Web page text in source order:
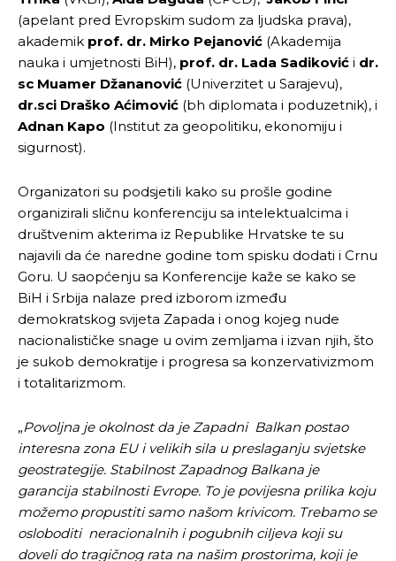
(apelant pred Evropskim sudom za ljudska prava),
akademik prof. dr. Mirko Pejanović (Akademija
nauka i umjetnosti BiH), prof. dr. Lada Sadiković i dr.
sc Muamer Džananović (Univerzitet u Sarajevu),
dr.sci Draško Aćimović (bh diplomata i poduzetnik), i
Adnan Kapo (Institut za geopolitiku, ekonomiju i
sigurnost).
Organizatori su podsjetili kako su prošle godine
organizirali sličnu konferenciju sa intelektualcima i
društvenim akterima iz Republike Hrvatske te su
najavili da će naredne godine tom spisku dodati i Crnu
Goru. U saopćenju sa Konferencije kaže se kako se
BiH i Srbija nalaze pred izborom između
demokratskog svijeta Zapada i onog kojeg nude
nacionalističke snage u ovim zemljama i izvan njih, što
je sukob demokratije i progresa sa konzervativizmom
i totalitarizmom.
„Povoljna je okolnost da je Zapadni Balkan postao
interesna zona EU i velikih sila u preslaganju svjetske
geostrategije. Stabilnost Zapadnog Balkana je
garancija stabilnosti Evrope. To je povijesna prilika koju
možemo propustiti samo našom krivicom. Trebamo se
osloboditi neracionalnih i pogubnih ciljeva koji su
doveli do tragičnog rata na našim prostorima, koji je